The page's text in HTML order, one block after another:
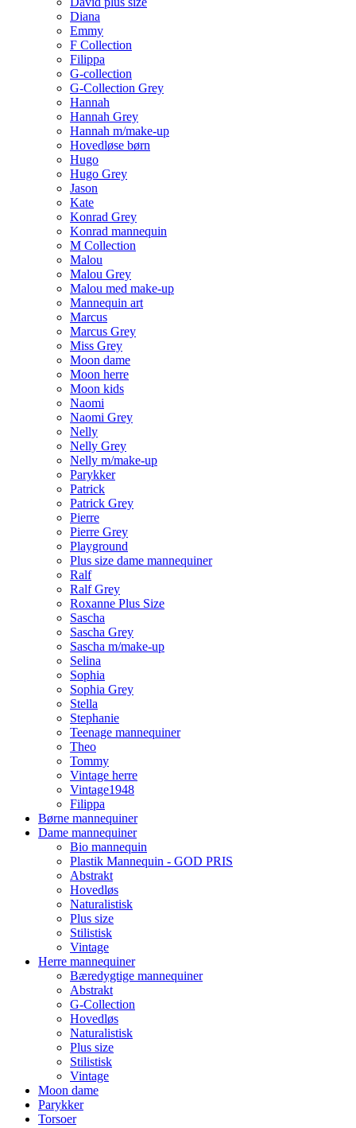
Diana
Emmy
F Collection
Filippa
G-collection
G-Collection Grey
Hannah
Hannah Grey
Hannah m/make-up
Hovedløse børn
Hugo
Hugo Grey
Jason
Kate
Konrad Grey
Konrad mannequin
M Collection
Malou
Malou Grey
Malou med make-up
Mannequin art
Marcus
Marcus Grey
Miss Grey
Moon dame
Moon herre
Moon kids
Naomi
Naomi Grey
Nelly
Nelly Grey
Nelly m/make-up
Parykker
Patrick
Patrick Grey
Pierre
Pierre Grey
Playground
Plus size dame mannequiner
Ralf
Ralf Grey
Roxanne Plus Size
Sascha
Sascha Grey
Sascha m/make-up
Selina
Sophia
Sophia Grey
Stella
Stephanie
Teenage mannequiner
Theo
Tommy
Vintage herre
Vintage1948
Filippa
Børne mannequiner
Dame mannequiner
Bio mannequin
Plastik Mannequin - GOD PRIS
Abstrakt
Hovedløs
Naturalistisk
Plus size
Stilistisk
Vintage
Herre mannequiner
Bæredygtige mannequiner
Abstrakt
G-Collection
Hovedløs
Naturalistisk
Plus size
Stilistisk
Vintage
Moon dame
Parykker
Torsoer